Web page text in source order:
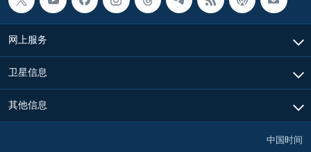
网上服务
卫星信息
其他信息
中国时间